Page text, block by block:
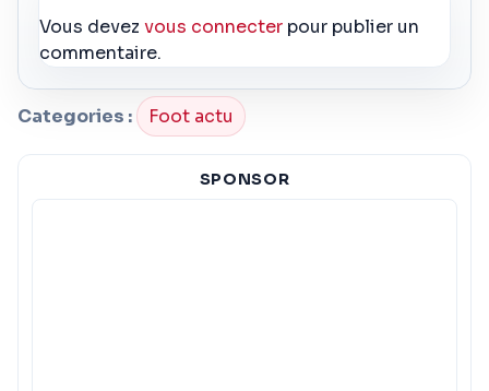
Vous devezvous connecter pour publier un
commentaire.
Categories : Foot actu
SPONSOR